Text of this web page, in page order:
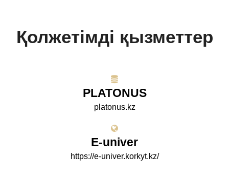
Қолжетімді қызметтер
PLATONUS
platonus.kz
E-univer
https://e-univer.korkyt.kz/